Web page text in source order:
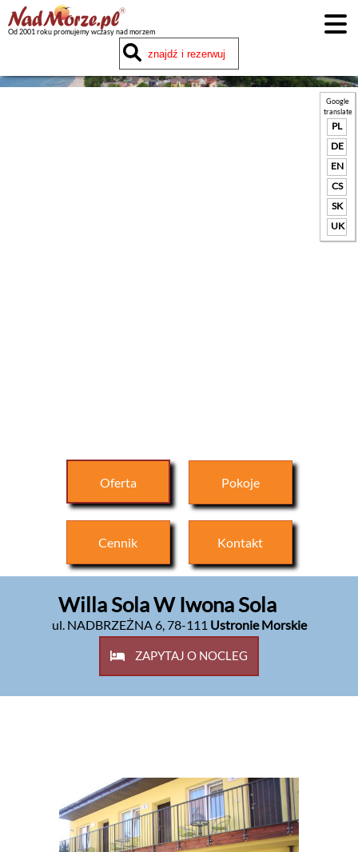
Od 2001 roku promujemy wczasy nad morzem
Google
translate
PL
DE
EN
CS
SK
UK
Oferta Pokoje
Cennik Kontakt
Willa Sola W Iwona Sola
ul. NADBRZEŻNA 6,78-111 Ustronie Morskie
ZAPYTAJ O NOCLEG